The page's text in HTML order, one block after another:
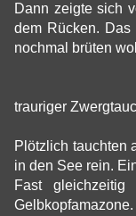
Dann zeigte sich
dem Rücken.
nochmal brüten
trauriger
Plötzlich tauchten
in den See rein.
Fast